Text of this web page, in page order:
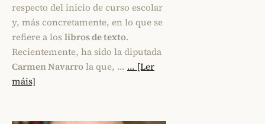
respecto del inicio de curso escolar
y, más concretamente, en lo que se
refiere a loslibros de texto.
Recientemente, ha sido la diputada
Carmen Navarrola que, … ... [Ler
máis]